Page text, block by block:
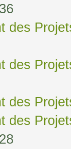
des
des
des
des